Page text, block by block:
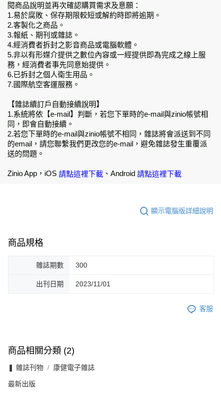
閱商品說明並再次確認購買需求及意願：
1.易於腐敗、保存期限較短或解約時即將逾期。
2.客製化之商品。
3.報紙、期刊或雜誌。
4.經消費者拆封之影音商品或電腦軟體。
5.非以有形媒介提供之數位內容或一經提供即為完成之線上服
務，經消費者事先同意始提供。
6.已拆封之個人衛生用品。
7.國際航空客運服務。
【雜誌續訂戶自動接續說明】
1.系統將依【e-mail】判斷，若您下單時的e-mail與zinio帳號相
同，即會自動接續。
2.若您下單時的e-mail與zinio帳號不相同，雜誌將會派送到不同
的email，請您聯繫我們更改您的e-mail，避免雜誌發生重覆派
送的問題。
Zinio App，iOS 請點這裡下載 、Android 請點這裡下載
顯示電腦版詳細說明
商品規格
雜誌期數 300
出刊日期 2023/11/01
客服
商品相關分類 (2)
❚ 雜誌刊物 康健電子雜誌
最新出版